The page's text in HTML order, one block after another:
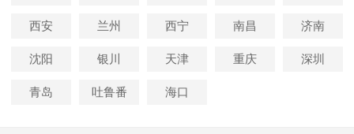
西安 兰州 西宁 南昌 济南
沈阳 银川 天津 重庆 深圳
青岛 吐鲁番 海口